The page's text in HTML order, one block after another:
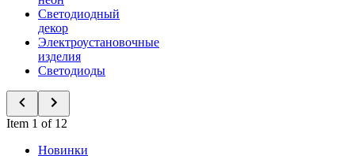
Светодиодный
декор
Электроустановочные
изделия
Светодиоды
Item 1 of 12
Новинки